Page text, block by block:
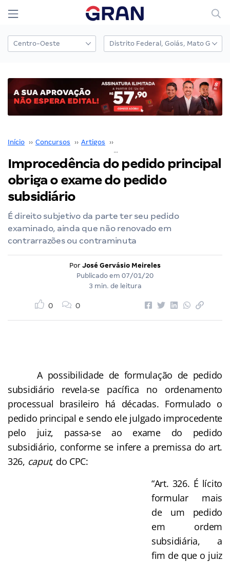
Início ›› Concursos ›› Artigos ››
Improcedência do pedido principal
obriga o exame do pedido
subsidiário
É direito subjetivo da parte ter seu pedido
examinado, ainda que não renovado em
contrarrazões ou contraminuta
Por José Gervásio Meireles
Publicado em 07/01/20
3 min. de leitura
0 0
A possibilidade de formulação de pedido
subsidiário revela-se pacífica no ordenamento
processual brasileiro há décadas. Formulado o
pedido principal e sendo ele julgado improcedente
pelo juiz, passa-se ao exame do pedido
subsidiário, conforme se infere a premissa do art.
326, caput, do CPC:
“Art. 326. É lícito
formular mais
de um pedido
em ordem
subsidiária, a
fim de que o juiz